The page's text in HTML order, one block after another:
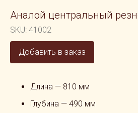
Аналой центральный
SKU: 41002
Добавить в заказ
Длина — 810 мм
Глубина — 490 мм